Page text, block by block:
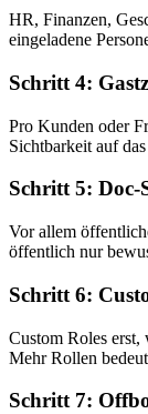
HR, Finanzen,
eingeladene
Schritt 4:
Pro Kunden oder
Sichtbarkeit auf
Schritt 5:
Vor allem
öffentlich nur
Schritt 6:
Custom Roles
Mehr Rollen
Schritt 7: